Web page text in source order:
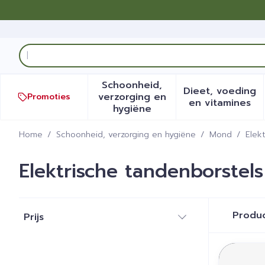
Product, merk, categorie...
Promoties
Schoonheid,
verzorging en
hygiëneToon submenu voor
Dieet, voeding
en vitamines
Toon
Home / Schoonheid, verzorging en hygiëne / Mond /
Elektrische tandenborstels
Prijs